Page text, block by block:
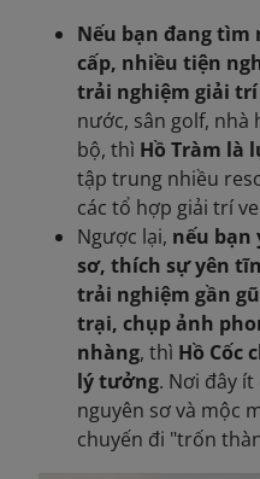
Nếu bạn đang tìm
cấp, nhiều tiện
trải nghiệm giải
nước, sân golf, nhà
bộ, thì Hồ Tràm là
tập trung nhiều
các tổ hợp giải trí
Ngược lại, nếu bạn
sơ, thích sự yên
trải nghiệm gần
trại, chụp ảnh
nhàng, thì Hồ Cốc
lý tưởng. Nơi đây
nguyên sơ và mộc
chuyến đi "trốn